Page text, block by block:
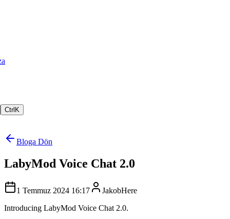
Ctrl K
Bloga Dön
LabyMod Voice Chat 2.0
1 Temmuz 2024 16:17
JakobHere
Introducing LabyMod Voice Chat 2.0.